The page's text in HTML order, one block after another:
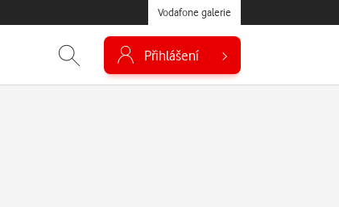
Vodafone galerie
Přihlášení